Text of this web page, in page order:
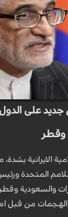
على الدول
وقطر
الايرانية
للامم المتحدة
والسعودية
الهجمات من قبل